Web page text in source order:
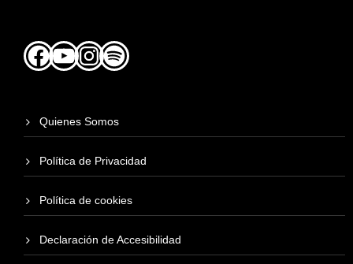
Facebook
YouTubeInstagram
Spotify
Quienes Somos
Política de Privacidad
Política de cookies
Declaración de Accesibilidad